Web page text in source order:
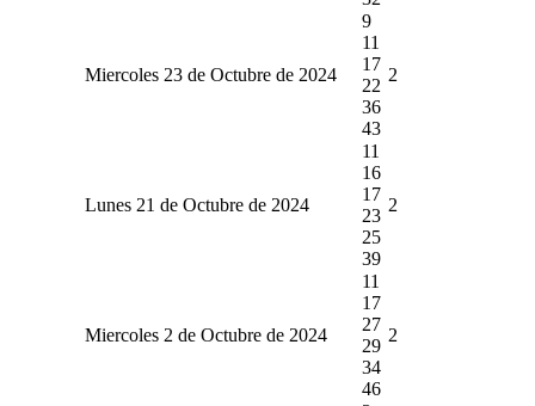
Miercoles 23 de Octubre de 2024
9
11
17
22
36
43
2
Lunes 21 de Octubre de 2024
11
16
17
23
25
39
2
Miercoles 2 de Octubre de 2024
11
17
27
29
34
46
2